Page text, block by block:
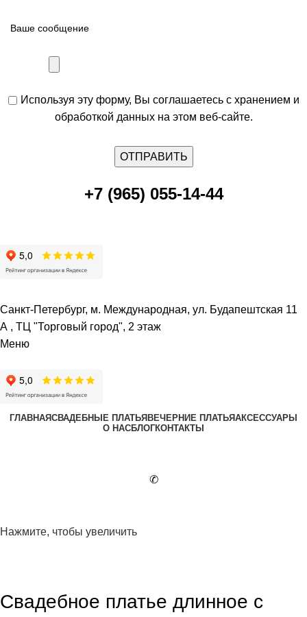
Используя эту форму, Вы соглашаетесь с хранением и
обработкой данных на этом веб-сайте.
+7 (965) 055-14-44
Санкт-Петербург, м. Международная, ул. Будапештская 11
А , ТЦ "Торговый город", 2 этаж
Меню
ГЛАВНАЯСВАДЕБНЫЕ ПЛАТЬЯ ВЕЧЕРНИЕ ПЛАТЬЯАКСЕССУАРЫ
О НАСБЛОГКОНТАКТЫ
✆
Нажмите, чтобы увеличить
Свадебное платье длинное с